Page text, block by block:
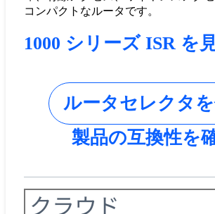
コンパクトなルータです。
1000 シリーズ ISR を
ルータセレクタ
製品の互換性を
クラウド